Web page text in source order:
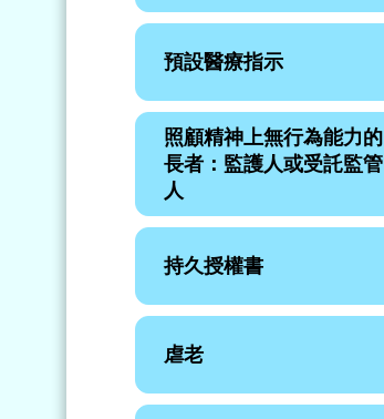
預設醫療指示
照顧精神上無行為能力的
長者：監護人或受託監管
人
持久授權書
虐老